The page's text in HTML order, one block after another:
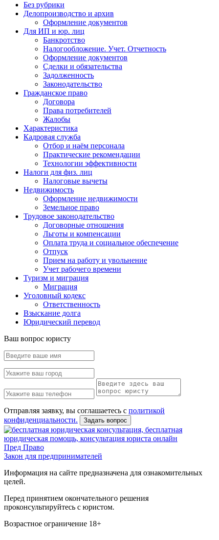
Без рубрики
Делопроизводство и архив
Оформление документов
Для ИП и юр. лиц
Банкротство
Налогообложение. Учет. Отчетность
Оформление документов
Сделки и обязательства
Задолженность
Законодательство
Гражданское право
Договора
Права потребителей
Жалобы
Характеристика
Кадровая служба
Отбор и наём персонала
Практические рекомендации
Технологии эффективности
Налоги для физ. лиц
Налоговые вычеты
Недвижимость
Оформление недвижимости
Земельное право
Трудовое законодательство
Договорные отношения
Льготы и компенсации
Оплата труда и социальное обеспечение
Отпуск
Прием на работу и увольнение
Учет рабочего времени
Туризм и миграция
Миграция
Уголовный кодекс
Ответственность
Взыскание долга
Юридический перевод
Ваш вопрос юристу
Отправляя заявку, вы соглашаетесь с политикой
конфиденциальности.
Задать вопрос
Пред Право
Закон для предпринимателей
Информация на сайте предназначена для ознакомительных
целей.
Перед принятием окончательного решения
проконсультируйтесь с юристом.
Возрастное ограничение 18+